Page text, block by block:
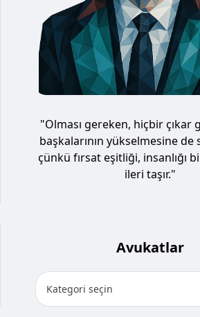
"Olması gereken, hiçbir çıkar
başkalarının yükselmesine
çünkü fırsat eşitliği, insanlığı
ileri taşır."
Avukatlar